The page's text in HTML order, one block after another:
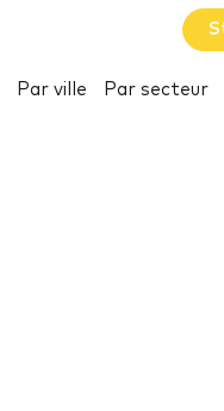
Par ville Par secteur